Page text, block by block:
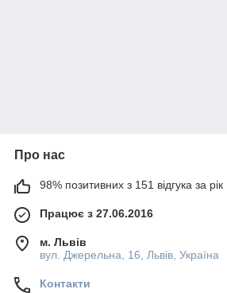
Про нас
98% позитивних з 151 відгука за рік
Працює з 27.06.2016
м. Львів
вул. Джерельна, 16, Львів, Україна
Контакти